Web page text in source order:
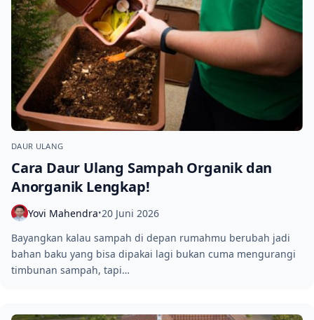
DAUR ULANG
Cara Daur Ulang Sampah Organik dan
Anorganik Lengkap!
Yovi Mahendra•20 Juni 2026
Bayangkan kalau sampah di depan rumahmu berubah jadi
bahan baku yang bisa dipakai lagi bukan cuma mengurangi
timbunan sampah, tapi…